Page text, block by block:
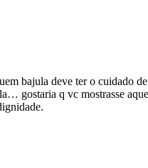
bajula deve ter o cuidado
gostaria q vc mostrasse